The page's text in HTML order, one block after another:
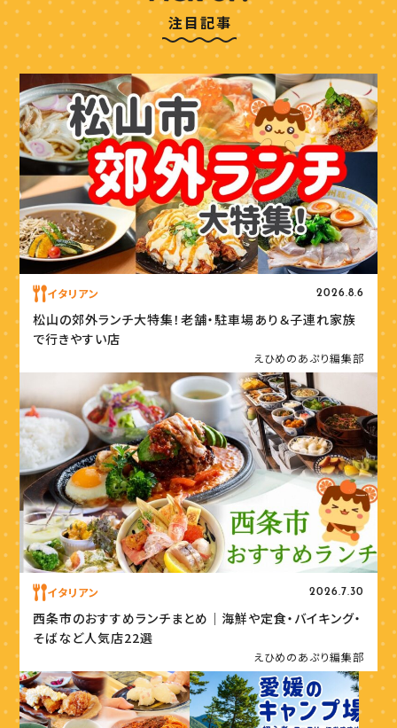
注目記事
イタリアン 2026.8.6
松山の郊外ランチ大特集！老舗・駐車場あり＆子連れ家族
で行きやすい店
えひめのあぷり編集部
イタリアン 2026.7.30
西条市のおすすめランチまとめ｜海鮮や定食・バイキング・
そばなど人気店22選
えひめのあぷり編集部